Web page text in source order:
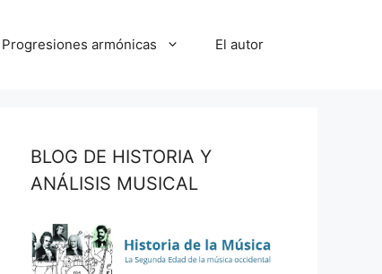
Progresiones armónicas El autor
BLOG DE HISTORIA Y
ANÁLISIS MUSICAL